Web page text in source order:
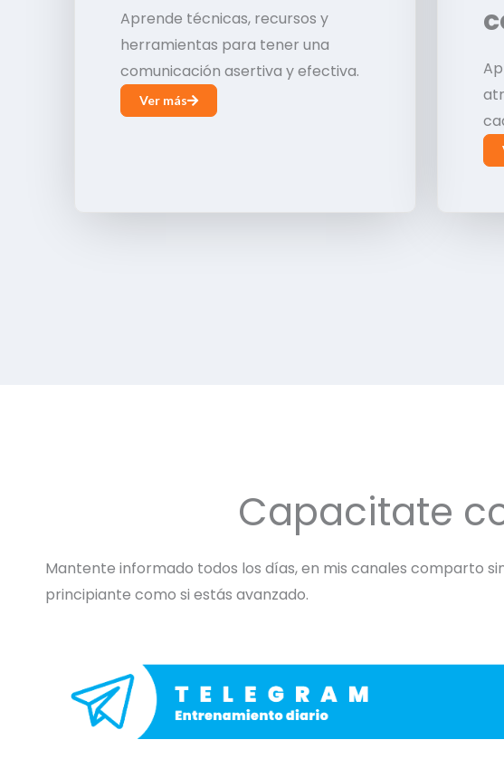
Aprende técnicas, recursos y
herramientas para tener una
comunicación asertiva y efectiva.
Ver más
Capacitate
Mantente informado todos los días, en mis canales comparto
principiante como si estás avanzado.